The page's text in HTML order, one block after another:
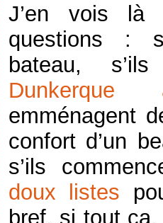
J’en vois là
questions :
bateau,
emménagent
confort d’un
s’ils
doux listes
bref, si tout